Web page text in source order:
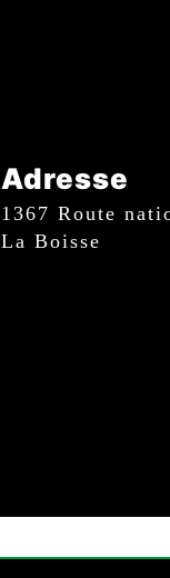
Adresse
1367 Route nationale, 01120
La Boisse